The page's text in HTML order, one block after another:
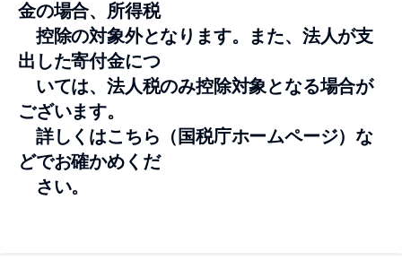
金の場合、所得税
控除の対象外となります。また、法人が支
出した寄付金につ
いては、法人税のみ控除対象となる場合が
ございます。
詳しくはこちら （国税庁ホームページ）な
どでお確かめくだ
さい。